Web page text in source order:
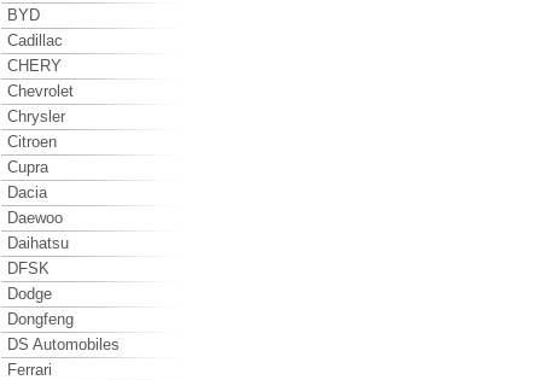
BYD
Cadillac
CHERY
Chevrolet
Chrysler
Citroen
Cupra
Dacia
Daewoo
Daihatsu
DFSK
Dodge
Dongfeng
DS Automobiles
Ferrari